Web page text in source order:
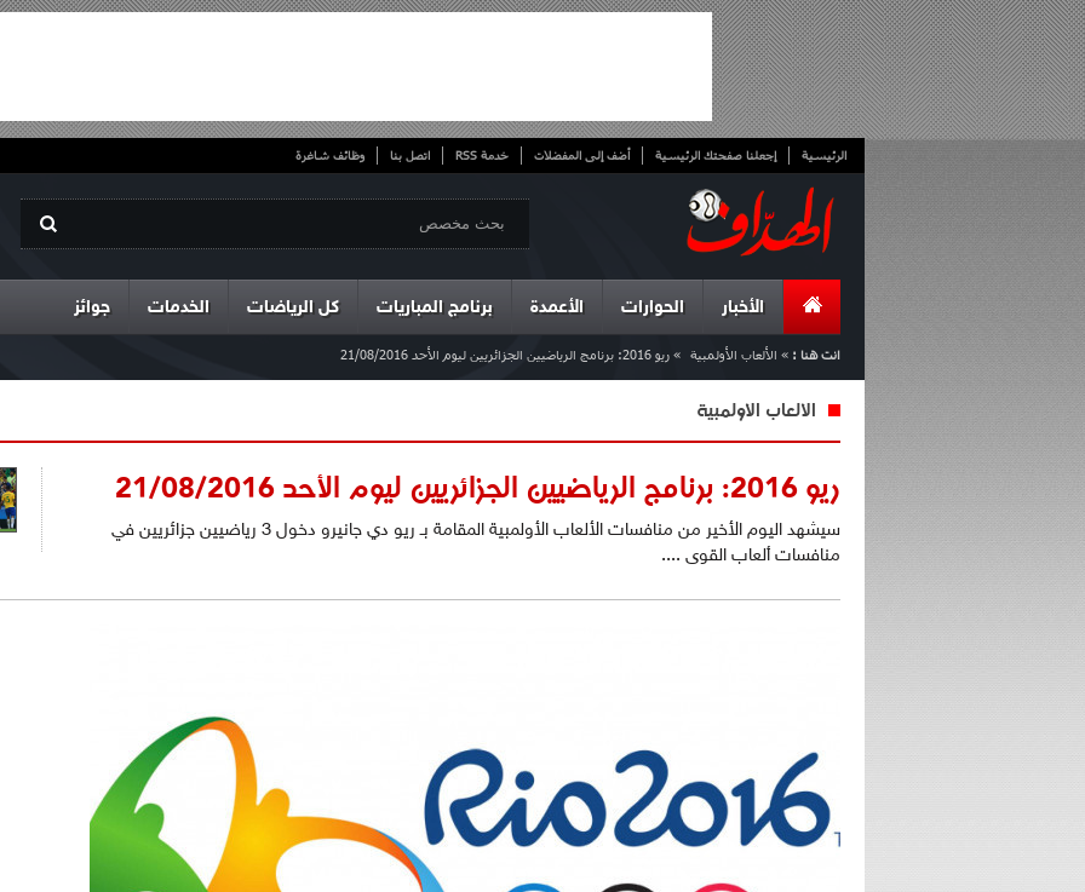
الرئيسية إجعلنا صفحتك الرئيسية أضف إلى المفضلات خدمة RSS اتصل بنا وظائف شاغرة
الأخبار الحوارات الأعمدة برنامج المباريات كل الرياضات الخدمات جوائز
انت هنا : » الألعاب الأولمبية » ريو 2016: برنامج الرياضيين الجزائريين ليوم الأحد 21/08/2016
الألعاب الأولمبية
ريو 2016: برنامج الرياضيين الجزائريين ليوم الأحد 21/08/2016
سيشهد اليوم الأخير من منافسات الألعاب الأولمبية المقامة بـ ريو دي جانيرو دخول 3 رياضيين جزائريين في
منافسات ألعاب القوى ....